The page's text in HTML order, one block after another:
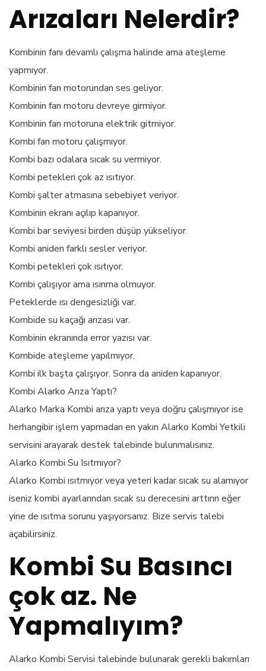
Arızaları Nelerdir?
Kombinin fanı devamlı çalışma halinde ama ateşleme
yapmıyor.
Kombinin fan motorundan ses geliyor.
Kombinin fan motoru devreye girmiyor.
Kombinin fan motoruna elektrik gitmiyor.
Kombi fan motoru çalışmıyor.
Kombi bazı odalara sıcak su vermiyor.
Kombi petekleri çok az ısıtıyor.
Kombi şalter atmasına sebebiyet veriyor.
Kombinin ekranı açılıp kapanıyor.
Kombi bar seviyesi birden düşüp yükseliyor.
Kombi aniden farklı sesler veriyor.
Kombi petekleri çok ısıtıyor.
Kombi çalışıyor ama ısınma olmuyor.
Peteklerde ısı dengesizliği var.
Kombide su kaçağı arızası var.
Kombinin ekranında error yazısı var.
Kombide ateşleme yapılmıyor.
Kombi ilk başta çalışıyor. Sonra da aniden kapanıyor.
Kombi Alarko Arıza Yaptı?
Alarko Marka Kombi arıza yaptı veya doğru çalışmıyor ise
herhangibir işlem yapmadan en yakın Alarko Kombi Yetkili
servisini arayarak destek talebinde bulunmalısınız.
Alarko Kombi Su Isıtmıyor?
Alarko Kombi ısıtmıyor veya yeteri kadar sıcak su alamıyor
iseniz kombi ayarlarından sıcak su derecesini arttırın eğer
yine de ısıtma sorunu yaşıyorsanız. Bize servis talebi
açabilirsiniz.
Kombi Su Basıncı
çok az. Ne
Yapmalıyım?
Alarko Kombi Servisi talebinde bulunarak gerekli bakımları